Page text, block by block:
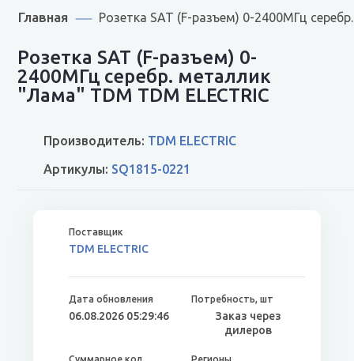
Главная Розетка SAT (F-разъем) 0-2400МГц
Розетка SAT (F-разъем) 0-
2400МГц серебр. металлик
"Лама" TDM TDM ELECTRIC
Производитель: TDM ELECTRIC
Артикулы: SQ1815-0221
TDM ELECTRIC
06.08.2026 05:29:46
Заказ через
дилеров